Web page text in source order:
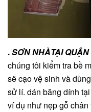
.SƠN NHÀTẠI
chúng tôi kiểm tra bề
sẽ cạo vệ sinh và
sử lí. dán băng dính
ví dụ như nẹp gỗ